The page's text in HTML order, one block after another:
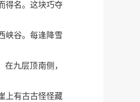
得名。这块巧夺
峡谷。每逢降雪
九层顶南侧，
上有古古怪怪藏